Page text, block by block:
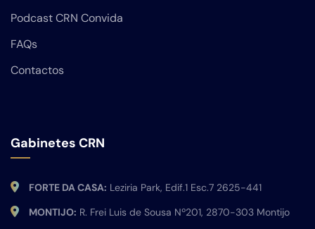
Podcast CRN Convida
FAQs
Contactos
Gabinetes CRN
FORTE DA CASA: Leziria Park, Edif.1 Esc.7 2625-441
MONTIJO: R. Frei Luis de Sousa Nº201, 2870-303 Montijo